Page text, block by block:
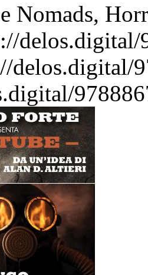
Nomads,
delos.digital/
delos.digital/